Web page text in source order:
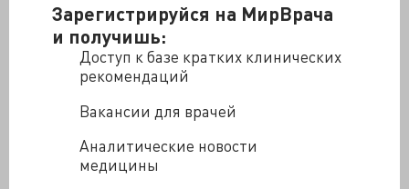
Зарегистрируйся на МирВрача
и получишь:
Доступ к базе кратких клинических
рекомендаций
Вакансии для врачей
Аналитические новости
медицины
барьерный бегун Майкл Тинсли, имеющий историю
9-месячной дисквалификации за допинг в 2011/12
годах и уже немолодой спринтер Майк Роджерс и 24-
летняя ничем не выделившаяся бегунья Саманта
олимпийцах из третьих стран, подтвердивших при
На прошлой неделе международная группа